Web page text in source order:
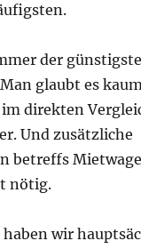
der
Man glaubt es
direkten
Und zusätzliche
betreffs
nötig.
haben wir